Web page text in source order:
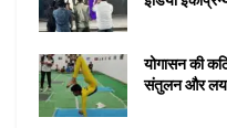
योगासन की
संतुलन और लय